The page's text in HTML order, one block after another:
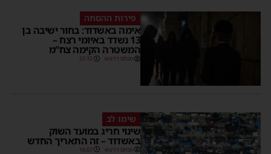
פירות ההסתה
אימה באשדוד: בחור ישיבה בן
13 נשדד באיומי רצח –
המשטרה הקימה צח”מ
מנחם דויטש 22:32
שימו לב
שינוי חריג במועד השוק
באשדוד – זה התאריך החדש
מנחם דויטש 16:07